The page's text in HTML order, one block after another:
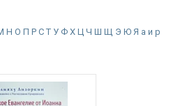
Н О П Р С Т У Ф Х Ц Ч Ш Щ Э Ю Я а и р